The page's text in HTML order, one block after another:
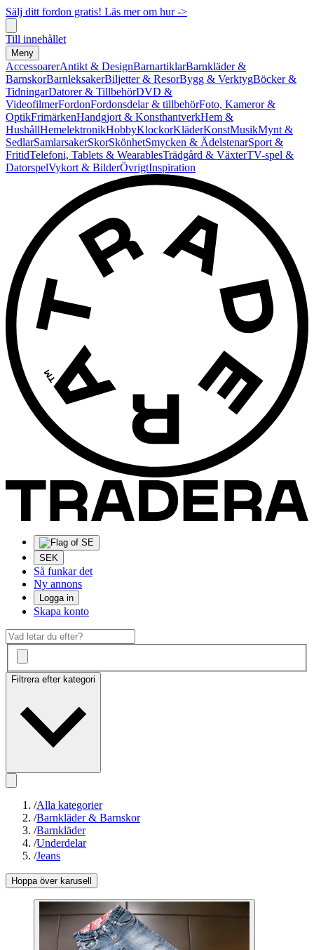
Sälj ditt fordon gratis! Läs mer om hur ->
Till innehållet
Meny
AccessoarerAntikt & DesignBarnartiklarBarnkläder &
BarnskorBarnleksakerBiljetter & ResorBygg & VerktygBöcker &
TidningarDatorer & TillbehörDVD &
VideofilmerFordonFordonsdelar & tillbehörFoto, Kameror &
OptikFrimärkenHandgjort & KonsthantverkHem &
HushållHemelektronikHobbyKlockorKläderKonstMusikMynt &
SedlarSamlarsakerSkorSkönhetSmycken & ÄdelstenarSport &
FritidTelefoni, Tablets & WearablesTrädgård & VäxterTV-spel &
DatorspelVykort & BilderÖvrigtInspiration
SEK
Så funkar det
Ny annons
Logga in
Skapa konto
Filtrera efter kategori
/Alla kategorier
/Barnkläder & Barnskor
/Barnkläder
/Underdelar
/Jeans
Hoppa över karusell